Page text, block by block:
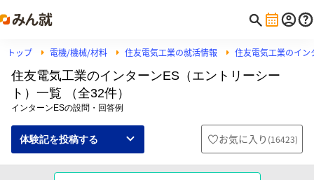
トップ 電機/機械/材料 住友電気工業の就活情報 住友電気工業のイン
住友電気工業のインターンES（エントリーシー
ト）一覧 （全32件）
インターンESの設問・回答例
体験記を投稿する お気に入り (16423)